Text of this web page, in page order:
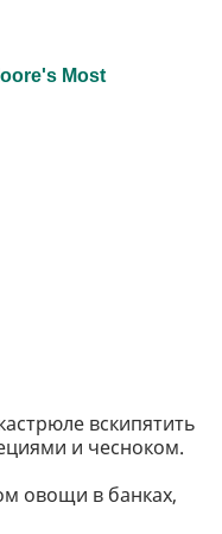
вскипятить
и чесноком.
овощи в банках,